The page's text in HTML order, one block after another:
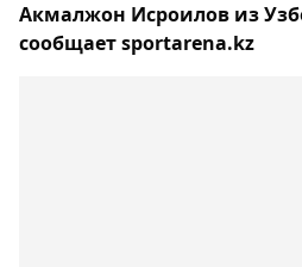
Акмалжон Исроилов из
сообщает sportarena.kz